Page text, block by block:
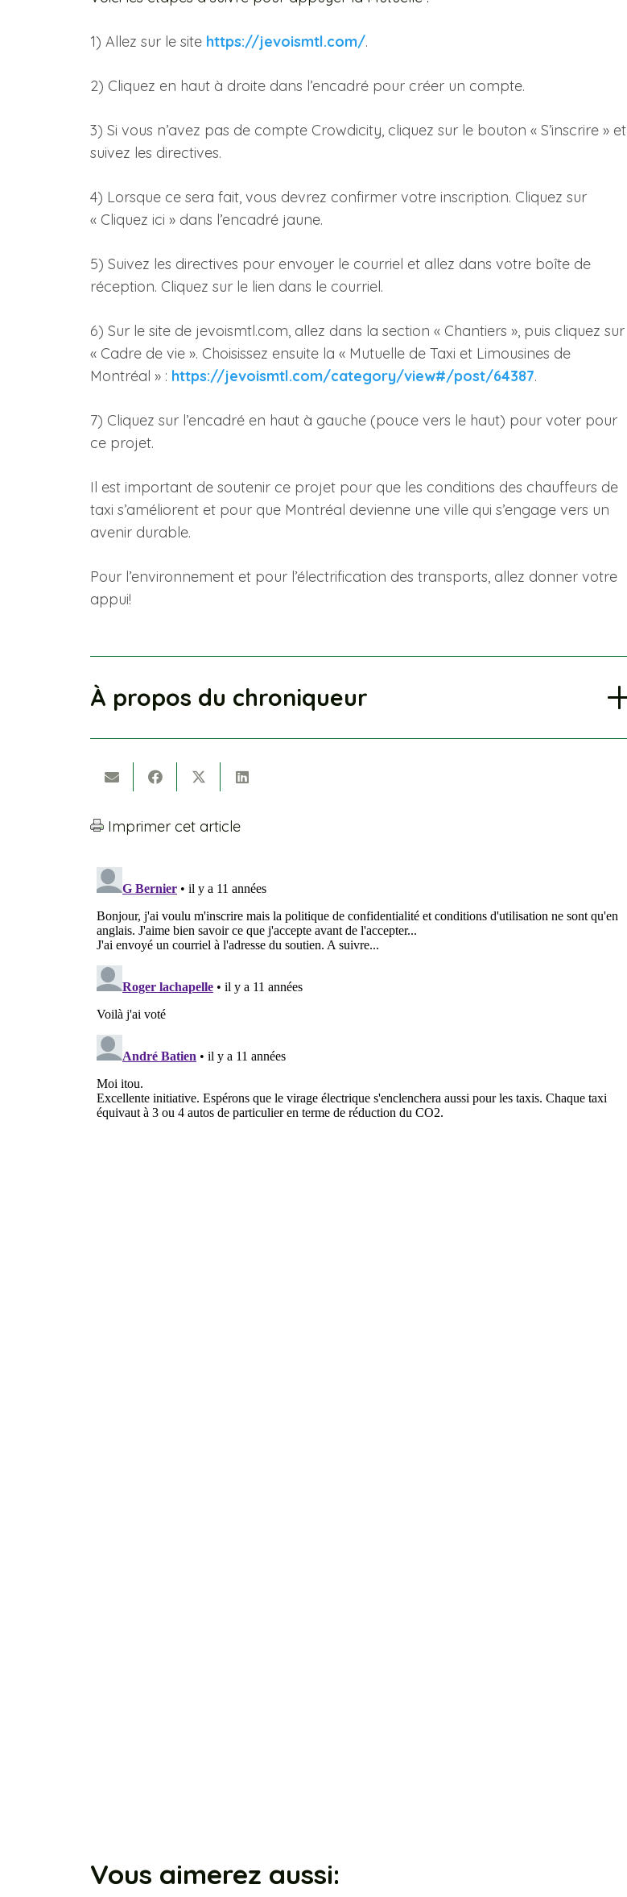
1) Allez sur le site https://jevoismtl.com/.
2) Cliquez en haut à droite dans l’encadré pour créer un compte.
3) Si vous n’avez pas de compte Crowdicity, cliquez sur le bouton « S’inscrire » et
suivez les directives.
4) Lorsque ce sera fait, vous devrez confirmer votre inscription. Cliquez sur
« Cliquez ici » dans l’encadré jaune.
5) Suivez les directives pour envoyer le courriel et allez dans votre boîte de
réception. Cliquez sur le lien dans le courriel.
6) Sur le site de jevoismtl.com, allez dans la section « Chantiers », puis cliquez sur
« Cadre de vie ». Choisissez ensuite la « Mutuelle de Taxi et Limousines de
Montréal » : https://jevoismtl.com/category/view#/post/64387.
7) Cliquez sur l’encadré en haut à gauche (pouce vers le haut) pour voter pour
ce projet.
Il est important de soutenir ce projet pour que les conditions des chauffeurs de
taxi s’améliorent et pour que Montréal devienne une ville qui s’engage vers un
avenir durable.
Pour l’environnement et pour l’électrification des transports, allez donner votre
appui!
À propos du chroniqueur
Imprimer cet article
Vous aimerez aussi: